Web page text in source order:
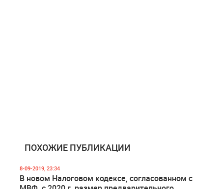
ПОХОЖИЕ ПУБЛИКАЦИИ
8-09-2019, 23:34
В новом Налоговом кодексе, согласованном с